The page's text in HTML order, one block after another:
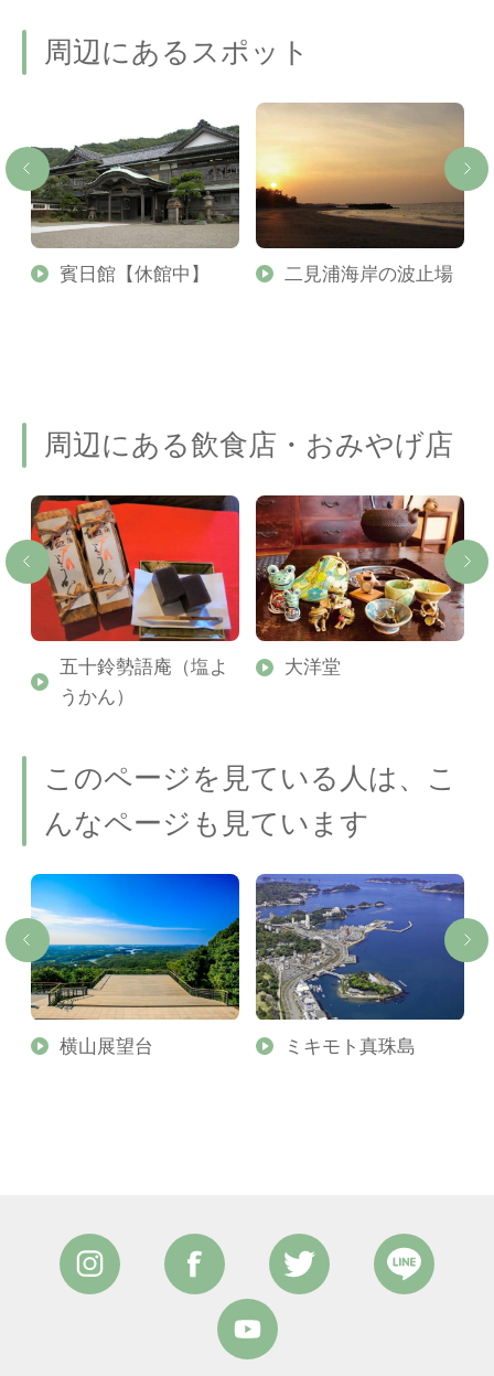
周辺にあるスポット
賓日館【休館中】 二見浦海岸の波止場
周辺にある飲食店・おみやげ店
五十鈴勢語庵（塩よ
うかん）
大洋堂
このページを見ている人は、こ
んなページも見ています
横山展望台 ミキモト真珠島